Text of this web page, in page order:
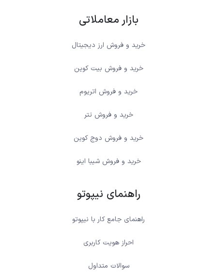
بازار معاملاتی
خرید و فروش ارز دیجیتال
خرید و فروش بیت کوین
خرید و فروش اتریوم
خرید و فروش تتر
خرید و فروش دوج کوین
خرید و فروش شیبا اینو
راهنمای نیپوتو
راهنمای جامع کار با نیپوتو
احراز هویت کاربری
سوالات متداول